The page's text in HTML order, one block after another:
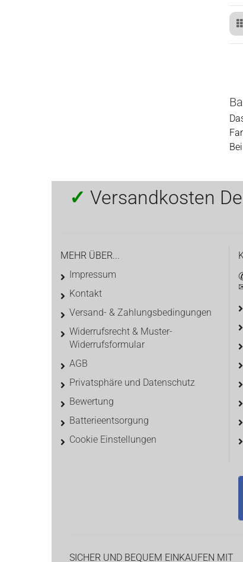
✓ Versandkosten
MEHR ÜBER...
Impressum
Kontakt
Versand- & Zahlungsbedingungen
Widerrufsrecht & Muster-
Widerrufsformular
AGB
Privatsphäre und Datenschutz
Bewertung
Batterieentsorgung
Cookie Einstellungen
SICHER UND BEQUEM EINKAUFEN MIT